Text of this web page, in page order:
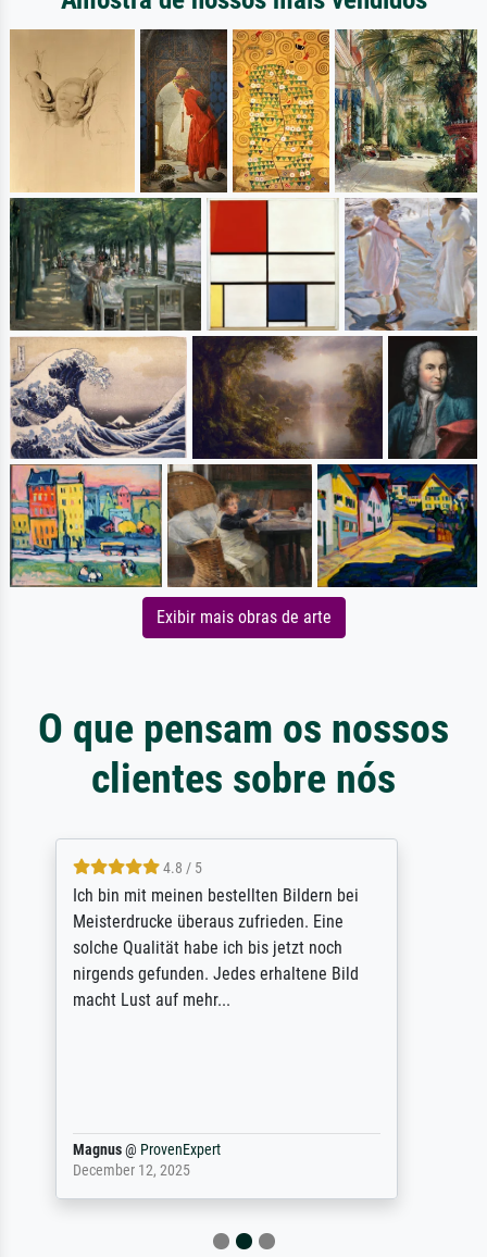
Exibir mais obras de arte
O que pensam os nossos
clientes sobre nós
5 / 5
Rundum positive Erfahrung. Die Ausführung
des Auftrags hat eine Weile gedauert, die
angekündigte Lieferzeit wurde aber
letztlich sogar etwas unterschritten. Die
Qualität des Papiers und des Drucks
Dr.@ProvenExpert
February 3, 2026